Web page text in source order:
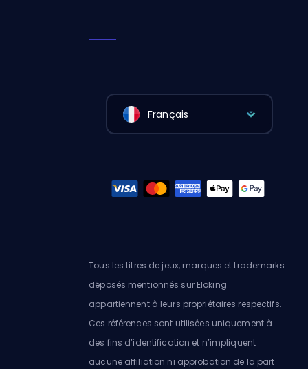
Français
Tous les titres de jeux, marques et trademarks
déposés mentionnés sur Eloking
appartiennent à leurs propriétaires respectifs.
Ces références sont utilisées uniquement à
des fins d’identification et n’impliquent
aucune affiliation ni approbation de la part